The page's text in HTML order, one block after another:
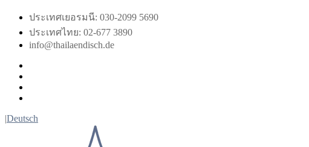
Skip
content
ประเทศเยอรมนี: 030-2099 5690
ประเทศไทย: 02-677 3890
info@thailaendisch.de
|Deutsch